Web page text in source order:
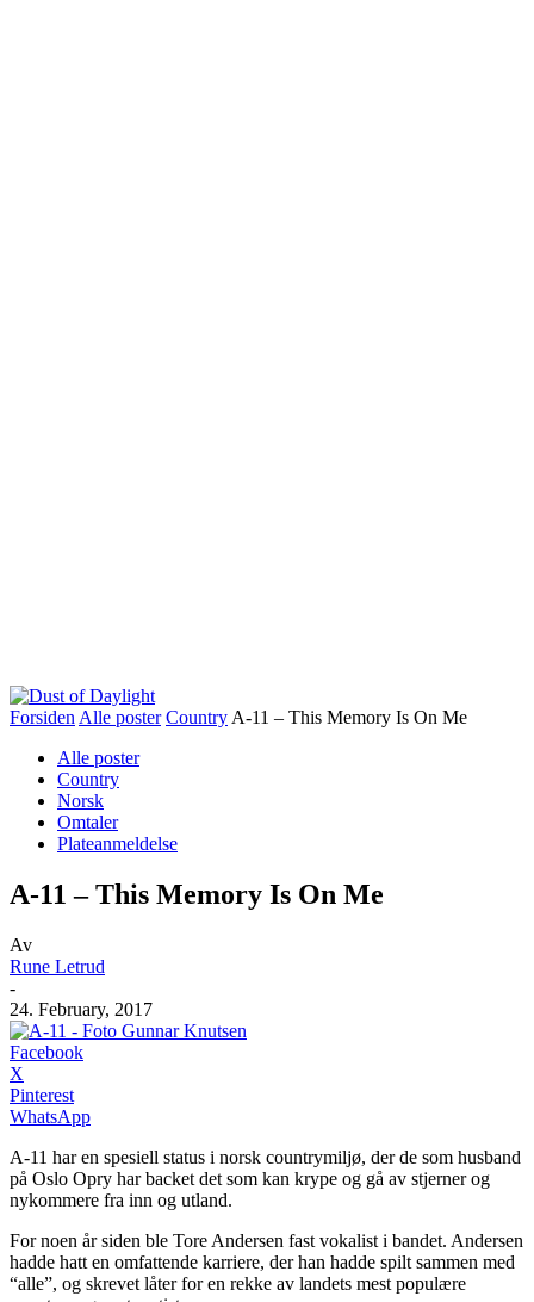
Forsiden Alle poster Country A-11 – This Memory Is On Me
Alle poster
Country
Norsk
Omtaler
Plateanmeldelse
A-11 – This Memory Is On Me
Av
Rune Letrud
-
24. February, 2017
Facebook
X
Pinterest
WhatsApp
A-11 har en spesiell status i norsk countrymiljø, der de som husband
på Oslo Opry har backet det som kan krype og gå av stjerner og
nykommere fra inn og utland.
For noen år siden ble Tore Andersen fast vokalist i bandet. Andersen
hadde hatt en omfattende karriere, der han hadde spilt sammen med
“alle”, og skrevet låter for en rekke av landets mest populære